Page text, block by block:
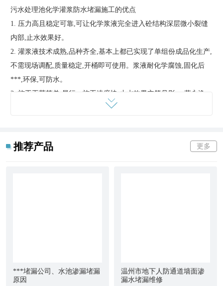
污水处理池化学灌浆防水堵漏施工的优点
1. 压力高且稳定可靠,可让化学浆液完全进入砼结构深层微小裂缝
内部,止水效果好。
2. 灌浆液技术成熟,品种齐全,基本上都已实现了单组份成品化生产,
不需现场调配,质量稳定,开桶即可使用。浆液耐化学腐蚀,固化后
***,环保,可防水。
3. 施工工艺简单,易行。施工速度快,止水效果立竿见影,一劳永逸。
工人劳动强度小,施工效率是传统施工方法的5~10倍,传统作法无法
用水工程。施工综合费用低,经济效益显著。
厚度。钻孔间距20cm~60cm.
推荐产品 更多
***堵漏公司、水池渗漏堵漏
原因
温州市地下人防通道墙面渗
漏水堵漏维修